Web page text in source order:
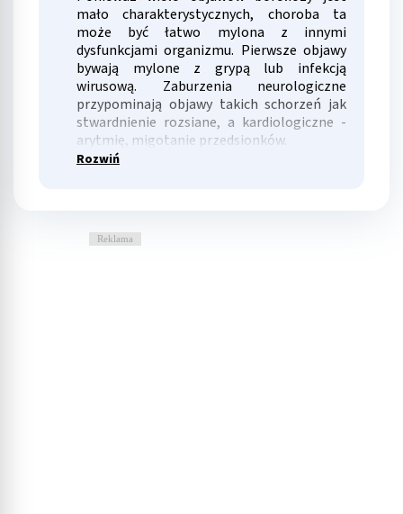
mało charakterystycznych, choroba ta
może być łatwo mylona z innymi
dysfunkcjami organizmu. Pierwsze objawy
bywają mylone z grypą lub infekcją
wirusową. Zaburzenia neurologiczne
przypominają objawy takich schorzeń jak
stwardnienie rozsiane, a kardiologiczne -
arytmię, migotanie przedsionków.
Rozwiń
Reklama